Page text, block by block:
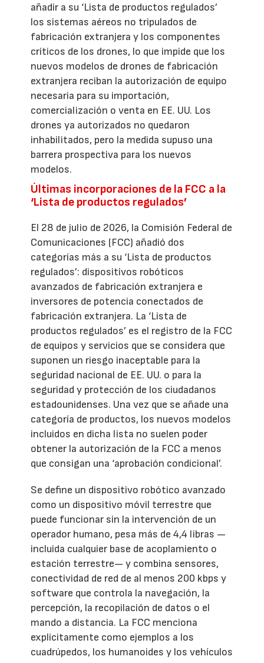
añadir a su ‘Lista de productos regulados’
los sistemas aéreos no tripulados de
fabricación extranjera y los componentes
críticos de los drones, lo que impide que los
nuevos modelos de drones de fabricación
extranjera reciban la autorización de equipo
necesaria para su importación,
comercialización o venta en EE. UU. Los
drones ya autorizados no quedaron
inhabilitados, pero la medida supuso una
barrera prospectiva para los nuevos
modelos.
Últimas incorporaciones de la FCC a la
‘Lista de productos regulados’
El 28 de julio de 2026, la Comisión Federal de
Comunicaciones (FCC) añadió dos
categorías más a su ‘Lista de productos
regulados’: dispositivos robóticos
avanzados de fabricación extranjera e
inversores de potencia conectados de
fabricación extranjera. La ‘Lista de
productos regulados’ es el registro de la FCC
de equipos y servicios que se considera que
suponen un riesgo inaceptable para la
seguridad nacional de EE. UU. o para la
seguridad y protección de los ciudadanos
estadounidenses. Una vez que se añade una
categoría de productos, los nuevos modelos
incluidos en dicha lista no suelen poder
obtener la autorización de la FCC a menos
que consigan una ‘aprobación condicional’.
Se define un dispositivo robótico avanzado
como un dispositivo móvil terrestre que
puede funcionar sin la intervención de un
operador humano, pesa más de 4,4 libras —
incluida cualquier base de acoplamiento o
estación terrestre— y combina sensores,
conectividad de red de al menos 200 kbps y
software que controla la navegación, la
percepción, la recopilación de datos o el
mando a distancia. La FCC menciona
explícitamente como ejemplos a los
cuadrúpedos, los humanoides y los vehículos